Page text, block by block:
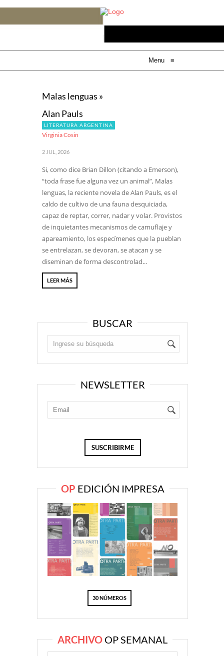
Menu ≡
Malas lenguas »
Alan Pauls
LITERATURA ARGENTINA
Virginia Cosin
2 JUL, 2026
Si, como dice Brian Dillon (citando a Emerson),
“toda frase fue alguna vez un animal”, Malas
lenguas, la reciente novela de Alan Pauls, es el
caldo de cultivo de una fauna desquiciada,
capaz de reptar, correr, nadar y volar. Provistos
de inquietantes mecanismos de camuflaje y
apareamiento, los especímenes que la pueblan
se entrelazan, se devoran, se atacan y se
diseminan de forma descontrolad...
LEER MÁS
BUSCAR
NEWSLETTER
OP EDICIÓN IMPRESA
30 NÚMEROS
ARCHIVO OP SEMANAL